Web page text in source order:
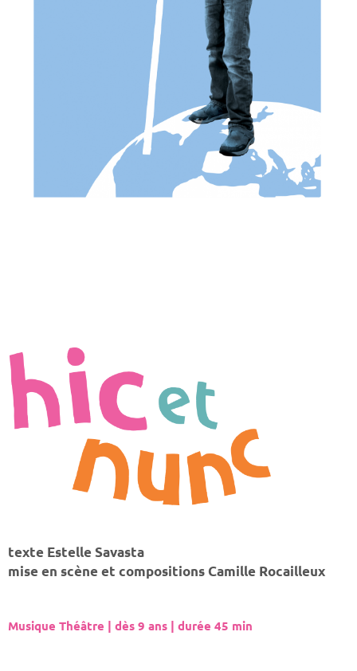
texte Estelle Savasta
mise en scène et compositions Camille Rocailleux
Musique Théâtre | dès 9 ans | durée 45 min